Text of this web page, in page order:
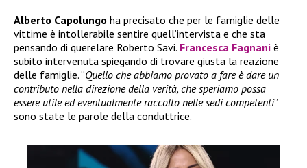
Alberto Capolungo ha precisato che per le famiglie delle
vittime è intollerabile sentire quell’intervista e che sta
pensando di querelare Roberto Savi. Francesca Fagnani è
subito intervenuta spiegando di trovare giusta la reazione
delle famiglie. “Quello che abbiamo provato a fare è dare un
contributo nella direzione della verità, che speriamo possa
essere utile ed eventualmente raccolto nelle sedi competenti”
sono state le parole della conduttrice.